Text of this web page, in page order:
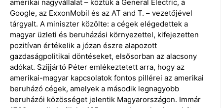
amerikai nagyvállalat – köztük a General Electric, a
Google, az ExxonMobil és az AT and T. – vezetőjével
tárgyalt. A miniszter közölte: a cégek elégedettek a
magyar üzleti és beruházási környezettel, kifejezetten
pozitívan értékelik a józan észre alapozott
gazdaságpolitikai döntéseket, elsősorban az alacsony
adókat. Szijjártó Péter emlékeztetett arra, hogy az
amerikai-magyar kapcsolatok fontos pillérei az amerikai
beruházó cégek, amelyek a második legnagyobb
beruházói közösséget jelentik Magyarországon. Immár